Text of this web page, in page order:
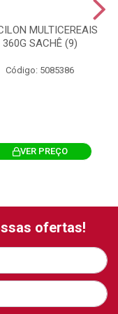
MULTICEREAIS
360G SACHÊ (9)
Código: 5085386
VER PREÇO
ofertas!